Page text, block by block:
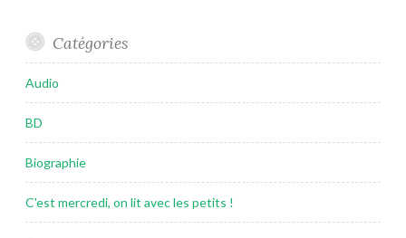
Catégories
Audio
BD
Biographie
C'est mercredi, on lit avec les petits !